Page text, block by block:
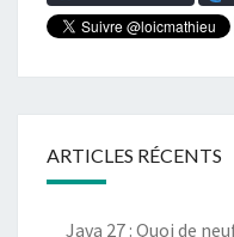
ARTICLES RÉCENTS
Java 27 : Quoi de